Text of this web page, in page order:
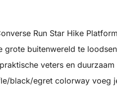
Run Star Hike
grote buitenwereld te
veters en
black/egret colorway voeg